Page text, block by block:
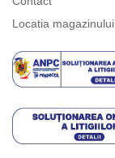
Locatia magazinului